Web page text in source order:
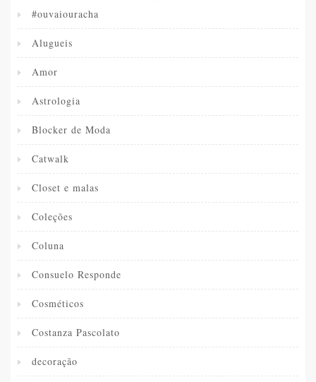
#ouvaiouracha
Alugueis
Amor
Astrologia
Blocker de Moda
Catwalk
Closet e malas
Coleções
Coluna
Consuelo Responde
Cosméticos
Costanza Pascolato
decoração